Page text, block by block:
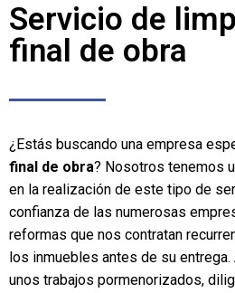
Servicio de
final de obra
¿Estás buscando una empresa
final de obra? Nosotros tenemos
en la realización de este tipo de
confianza de las numerosas
reformas que nos contratan
los inmuebles antes de su
unos trabajos pormenorizados,